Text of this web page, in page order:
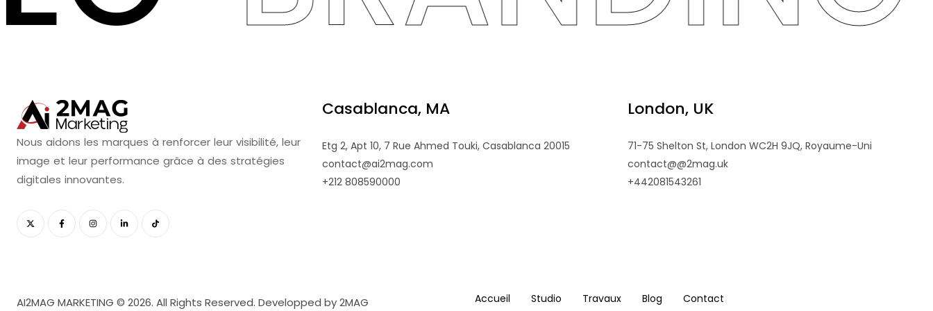
Nous aidons les marques à renforcer leur visibilité, leur
image et leur performance grâce à des stratégies
digitales innovantes.
Casablanca, MA
Etg 2, Apt 10, 7 Rue Ahmed Touki, Casablanca 20015
contact@ai2mag.com
+212 808590000
London, UK
71-75 Shelton St, London WC2H 9JQ, Royaume-Uni
contact@@2mag.uk
+442081543261
AI2MAG MARKETING © 2026. All Rights Reserved. Developped by2MAG Accueil Studio Travaux Blog Contact